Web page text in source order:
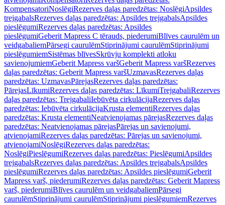
KompensatoriNoslēgiRezerves daļas paredzētas: NoslēgiApsildes
trejgabalsRezerves daļas paredzētas: Apsildes trejgabalsApsildes
pieslēgumiRezerves daļas paredzētas: Apsildes
pieslēgumiGeberit Mapress C tērauds, piederumiBlīves caurulēm un
veidgabaliemPārsegi caurulēmStiprinājumi caurulēmStiprinājumi
pieslēgumiemSistēmas blīvesSkrūvju komplekti atloku
savienojumiemGeberit Mapress varšGeberit Mapress varšRezerves
daļas paredzētas: Geberit Mapress varšUzmavasRezerves daļas
paredzētas: UzmavasPārejasRezerves daļas paredzētas:
PārejasLīkumiRezerves daļas paredzētas: LīkumiTrejgabaliRezerves
daļas paredzētas: TrejgabaliIebūvēta cirkulācijaRezerves daļas
paredzētas: Iebūvēta cirkulācijaKrusta elementiRezerves daļas
paredzētas: Krusta elementiNeatvienojamas pārejasRezerves daļas
paredzētas: Neatvienojamas pārejasPārejas un savienojumi,
atvienojamiRezerves daļas paredzētas: Pārejas un savienojumi,
atvienojamiNoslēgiRezerves daļas paredzētas:
NoslēgiPieslēgumiRezerves daļas paredzētas: PieslēgumiApsildes
trejgabalsRezerves daļas paredzētas: Apsildes trejgabalsApsildes
pieslēgumiRezerves daļas paredzētas: Apsildes pieslēgumiGeberit
Mapress varš, piederumiRezerves daļas paredzētas: Geberit Mapress
varš, piederumiBlīves caurulēm un veidgabaliemPārsegi
caurulēmStiprinājumi caurulēmStiprinājumi pieslēgumiemRezerves